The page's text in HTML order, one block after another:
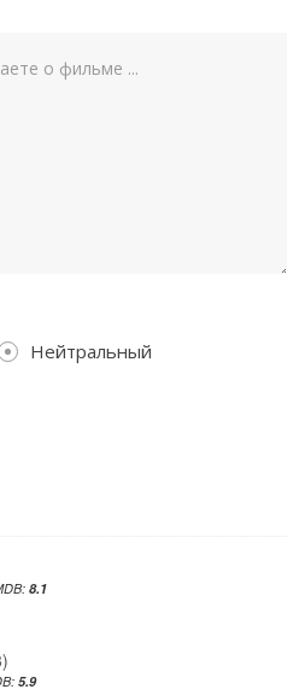
Нейтральный
8.1
5.9